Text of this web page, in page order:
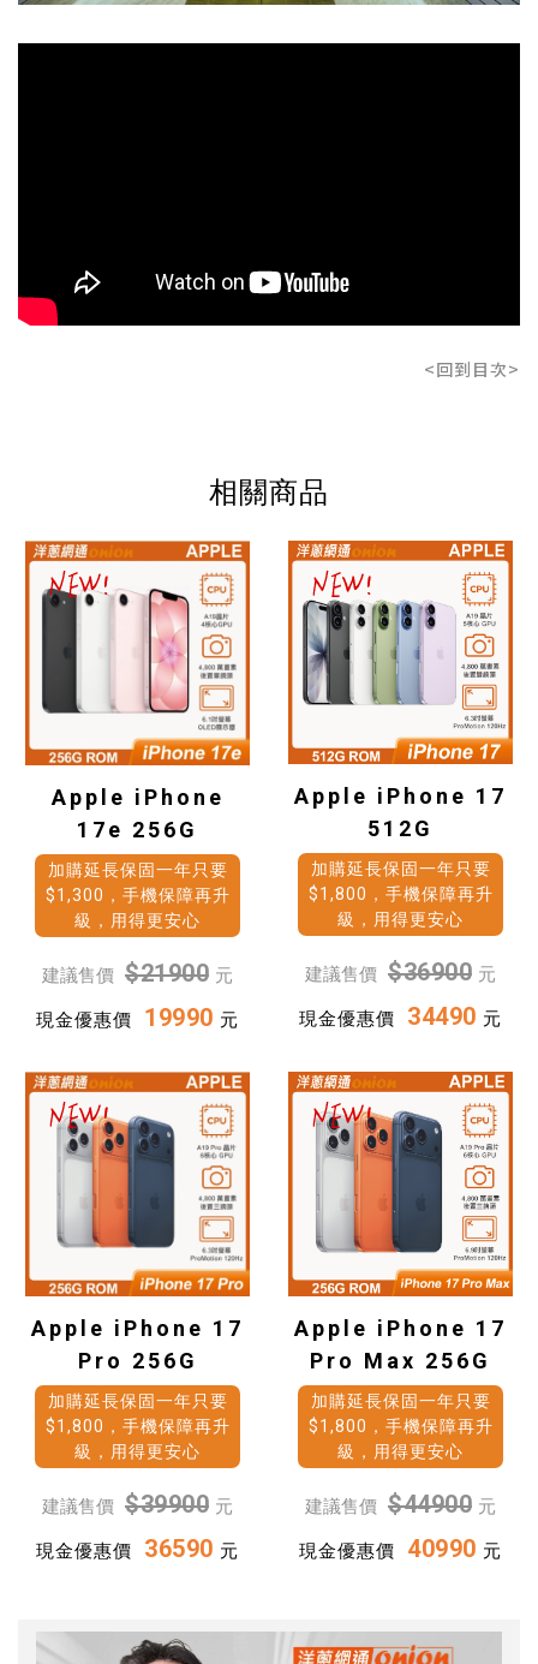
<回到目次>
相關商品
Apple iPhone
17e 256G
加購延長保固一年只要
$1,300，手機保障再升
級，用得更安心
建議售價 $21900 元
現金優惠價 19990 元
Apple iPhone 17
512G
加購延長保固一年只要
$1,800，手機保障再升
級，用得更安心
建議售價 $36900 元
現金優惠價 34490 元
Apple iPhone 17
Pro 256G
加購延長保固一年只要
$1,800，手機保障再升
級，用得更安心
建議售價 $39900 元
現金優惠價 36590 元
Apple iPhone 17
Pro Max 256G
加購延長保固一年只要
$1,800，手機保障再升
級，用得更安心
建議售價 $44900 元
現金優惠價 40990 元